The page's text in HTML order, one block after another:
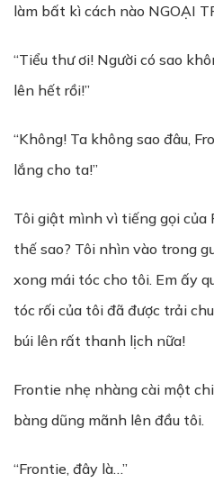
làm bất kì cách nào NGOẠI
“Tiểu thư ơi! Người có sao
lên hết rồi!”
“Không! Ta không sao đâu,
lắng cho ta!”
Tôi giật mình vì tiếng gọi
thế sao? Tôi nhìn vào trong
xong mái tóc cho tôi. Em ấy
tóc rối của tôi đã được trải
búi lên rất thanh lịch nữa!
Frontie nhẹ nhàng cài một
bàng dũng mãnh lên đầu tôi.
“Frontie, đây là…”